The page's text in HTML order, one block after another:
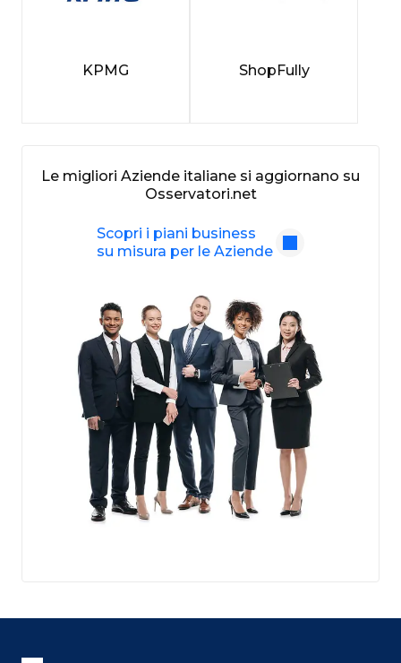
Le migliori Aziende italiane si aggiornano su
Osservatori.net
Scopri i piani business
su misura per le Aziende
KPMG ShopFully